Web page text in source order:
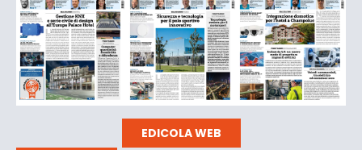
EDICOLA WEB